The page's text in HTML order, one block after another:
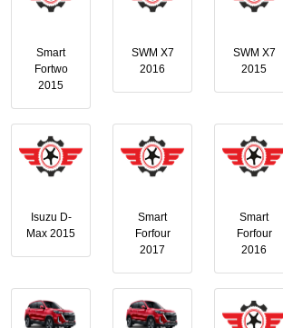
SWM X7
2015
SWM X7
2016
Smart
Fortwo
2015
Smart
Forfour
2016
Smart
Forfour
2017
Isuzu D-
Max 2015